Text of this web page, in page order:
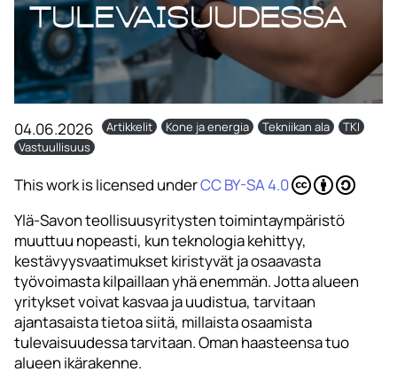
tulevaisuudessa
04.06.2026 Artikkelit Kone ja energia Tekniikan ala
TKI
Vastuullisuus
This work is licensed underCC BY-SA 4.0
Ylä-Savon teollisuusyritysten toimintaympäristö
muuttuu nopeasti, kun teknologia kehittyy,
kestävyysvaatimukset kiristyvät ja osaavasta
työvoimasta kilpaillaan yhä enemmän. Jotta alueen
yritykset voivat kasvaa ja uudistua, tarvitaan
ajantasaista tietoa siitä, millaista osaamista
tulevaisuudessa tarvitaan. Oman haasteensa tuo
alueen ikärakenne.